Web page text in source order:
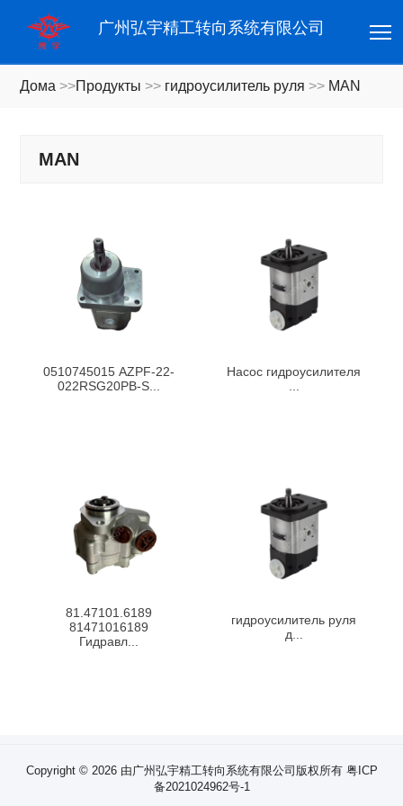
广州弘宇精工转向系统有限公司
Дома >>Продукты >> гидроусилитель руля >> MAN
MAN
0510745015 AZPF-22-
022RSG20PB-S...
Насос гидроусилителя
81.47101.6189
81471016189
Гидравл...
гидроусилитель руля
д...
Copyright © 2026 由广州弘宇精工转向系统有限公司版权所有 粤ICP
备2021024962号-1